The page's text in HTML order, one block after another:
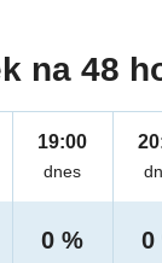
na 48
19:00
dnes
0 % 0